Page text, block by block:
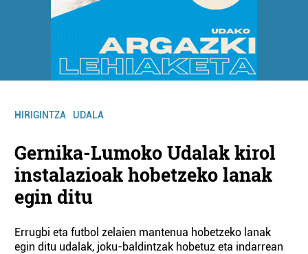
HIRIGINTZA UDALA
Gernika-Lumoko Udalak kirol
instalazioak hobetzeko lanak
egin ditu
Errugbi eta futbol zelaien mantenua hobetzeko lanak
egin ditu udalak, joku-baldintzak hobetuz eta indarrean